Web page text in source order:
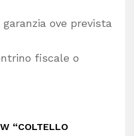
ove prevista
fiscale o
“COLTELLO